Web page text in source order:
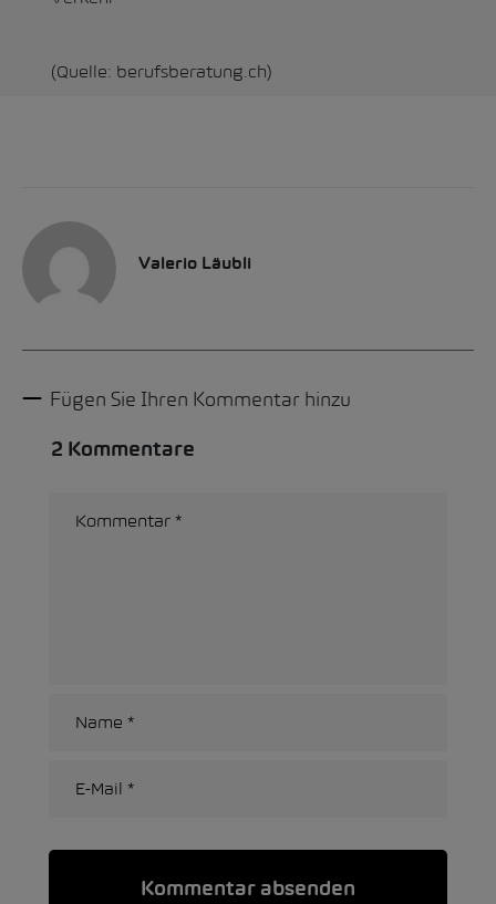
(Quelle: berufsberatung.ch)
Valerio Läubli
Fügen Sie Ihren Kommentar hinzu
2 Kommentare